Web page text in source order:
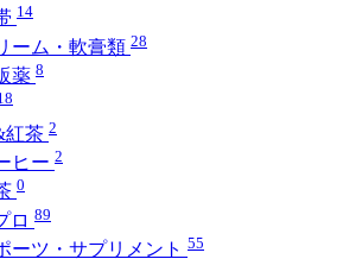
14
ーム・軟膏類 28
薬 8
紅茶 2
ヒー 2
0
ロ 89
ーツ・サプリメント 55